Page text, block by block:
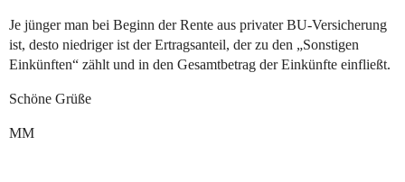
Je jünger man bei Beginn der Rente aus privater BU-Versicherung
ist, desto niedriger ist der Ertragsanteil, der zu den „Sonstigen
Einkünften“ zählt und in den Gesamtbetrag der Einkünfte einfließt.
Schöne Grüße
MM